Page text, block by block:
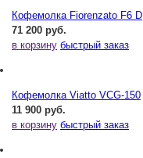
Кофемолка Fiorenzato F6 D
71 200 руб.
в корзину быстрый заказ
Кофемолка Viatto VCG-150
11 900 руб.
в корзину быстрый заказ